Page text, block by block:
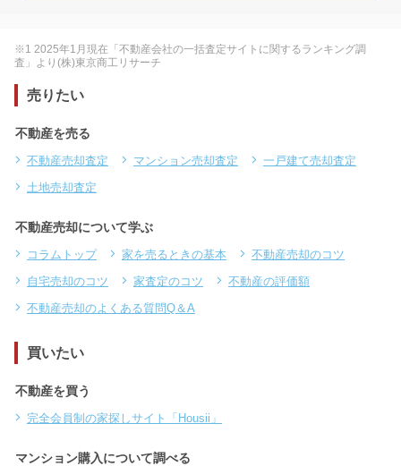
※1 2025年1月現在「不動産会社の一括査定サイトに関するランキング調
査」より(株)東京商工リサーチ
売りたい
不動産を売る
不動産売却査定 マンション売却査定
一戸建て売却査定
土地売却査定
不動産売却について学ぶ
コラムトップ 家を売るときの基本
不動産売却のコツ
自宅売却のコツ
家査定のコツ
不動産の評価額
不動産売却のよくある質問Q＆A
買いたい
不動産を買う
完全会員制の家探しサイト「Housii」
マンション購入について調べる